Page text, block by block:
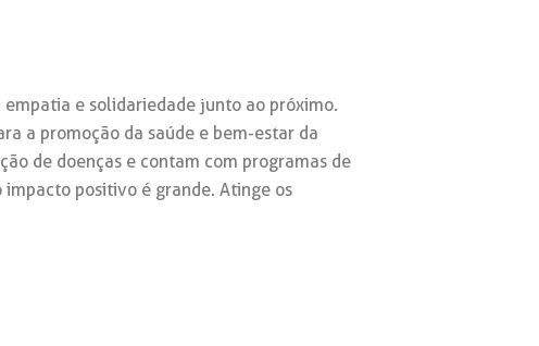
e solidariedade junto ao próximo.
a promoção da saúde e bem-estar da
de doenças e contam com programas de
impacto positivo é grande. Atinge os